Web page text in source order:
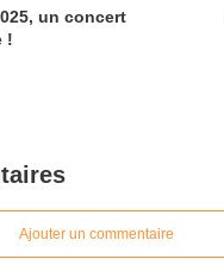
un concert
!
Ajouter un commentaire